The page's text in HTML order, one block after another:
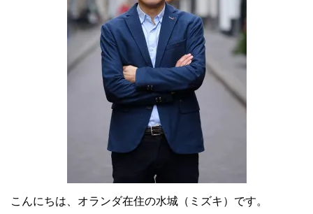
こんにちは、オランダ在住の水城（ミズキ）です。